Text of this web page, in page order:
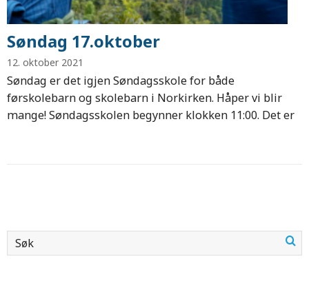
Søndag 17.oktober
12. oktober 2021
Søndag er det igjen Søndagsskole for både
førskolebarn og skolebarn i Norkirken. Håper vi blir
mange! Søndagsskolen begynner klokken 11:00. Det er